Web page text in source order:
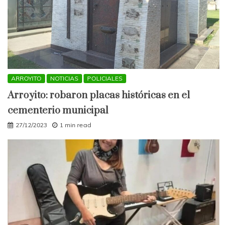
ARROYITO NOTICIAS POLICIALES
Arroyito: robaron placas históricas en el
cementerio municipal
27/12/2023 1 min read